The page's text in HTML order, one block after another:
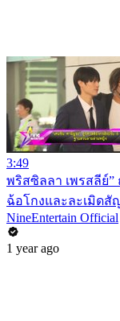
3:49
พริสซิลลา เพรสลีย์
ฉ้อโกงและละเมิดสั
NineEntertain Official
1 year ago